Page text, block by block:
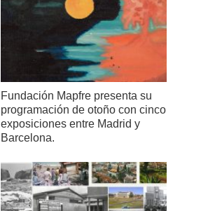
Fundación Mapfre presenta su
programación de otoño con cinco
exposiciones entre Madrid y
Barcelona.